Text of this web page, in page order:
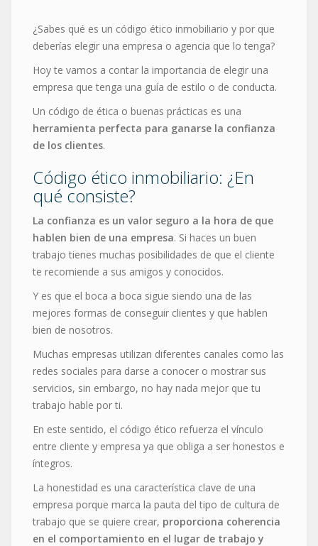
¿Sabes qué es un código ético inmobiliario y por que
deberías elegir una empresa o agencia que lo tenga?
Hoy te vamos a contar la importancia de elegir una
empresa que tenga una guía de estilo o de conducta.
Un código de ética o buenas prácticas es una
herramienta perfecta para ganarse la confianza
de los clientes.
Código ético inmobiliario: ¿En
qué consiste?
La confianza es un valor seguro a la hora de que
hablen bien de una empresa. Si haces un buen
trabajo tienes muchas posibilidades de que el cliente
te recomiende a sus amigos y conocidos.
Y es que el boca a boca sigue siendo una de las
mejores formas de conseguir clientes y que hablen
bien de nosotros.
Muchas empresas utilizan diferentes canales como las
redes sociales para darse a conocer o mostrar sus
servicios, sin embargo, no hay nada mejor que tu
trabajo hable por ti.
En este sentido, el código ético refuerza el vínculo
entre cliente y empresa ya que obliga a ser honestos e
íntegros.
La honestidad es una característica clave de una
empresa porque marca la pauta del tipo de cultura de
trabajo que se quiere crear, proporciona coherencia
en el comportamiento en el lugar de trabajo y